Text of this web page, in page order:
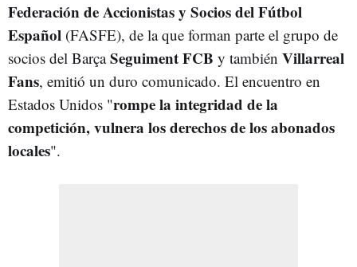
Federación de Accionistas y Socios del Fútbol
Español (FASFE), de la que forman parte el grupo de
socios del BarçaSeguiment FCB y también Villarreal
Fans, emitió un duro comunicado. El encuentro en
Estados Unidos "rompe la integridad de la
competición, vulnera los derechos de los abonados
locales".